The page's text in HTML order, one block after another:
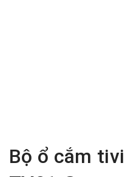
Bộ ổ cắm